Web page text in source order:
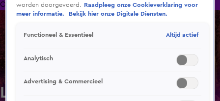
OranjezomerLivestreamsShop
Lang Leve de Liefde
worden doorgevoerd.
Raadpleeg onze Cookieverklaring voor
meer informatie.
Bekijk hier onze Digitale Diensten.
Functioneel & Essentieel Altijd actief
Analytisch
Advertising & Commercieel